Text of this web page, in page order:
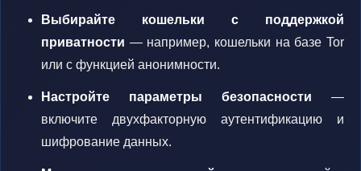
Выбирайте кошельки с поддержкой
приватности — например, кошельки на базе Tor
или с функцией анонимности.
Настройте параметры безопасности —
включите двухфакторную аутентификацию и
шифрование данных.